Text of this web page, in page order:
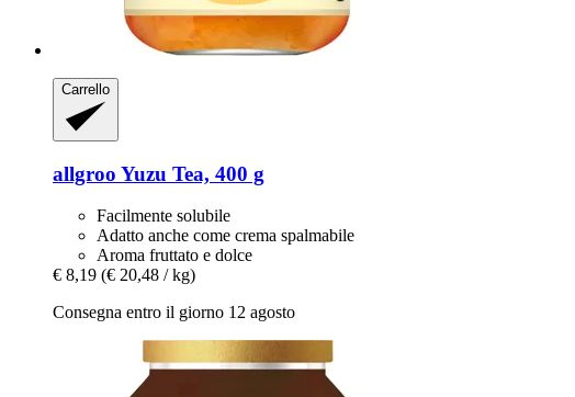
Carrello
allgroo Yuzu Tea, 400 g
Facilmente solubile
Adatto anche come crema spalmabile
Aroma fruttato e dolce
€ 8,19 (€ 20,48 / kg)
Consegna entro il giorno 12 agosto